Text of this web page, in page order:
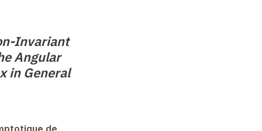
Invariant
Angular
in General
de